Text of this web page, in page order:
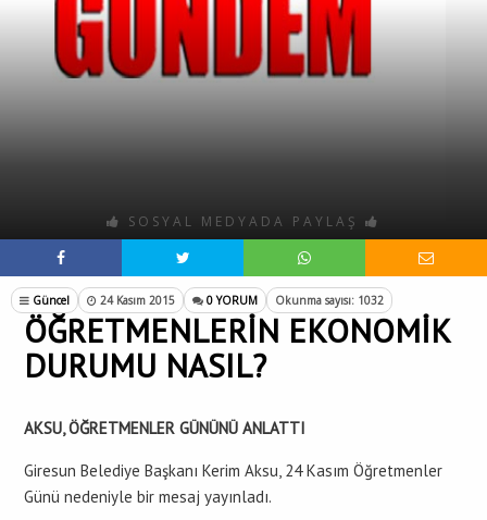
SOSYAL MEDYADA PAYLAŞ
Güncel 24 Kasım 2015 0 YORUM Okunma sayısı: 1032
ÖĞRETMENLERİN EKONOMİK
DURUMU NASIL?
AKSU, ÖĞRETMENLER GÜNÜNÜ ANLATTI
Giresun Belediye Başkanı Kerim Aksu, 24 Kasım Öğretmenler
Günü nedeniyle bir mesaj yayınladı.